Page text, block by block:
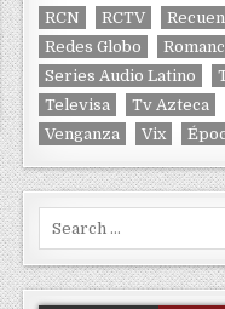
RCN
RCTV
Redes Globo
Series Audio Latino
Televisa
Tv Azteca
Venganza
Vix
Search for: